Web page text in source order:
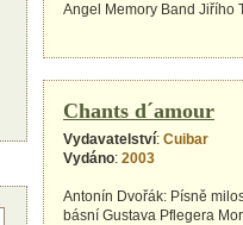
Angel Memory Band Jiřího
Chants d´amour
Vydavatelství: Cuibar
Vydáno: 2003
Antonín Dvořák: Písně
básní Gustava Pflegera